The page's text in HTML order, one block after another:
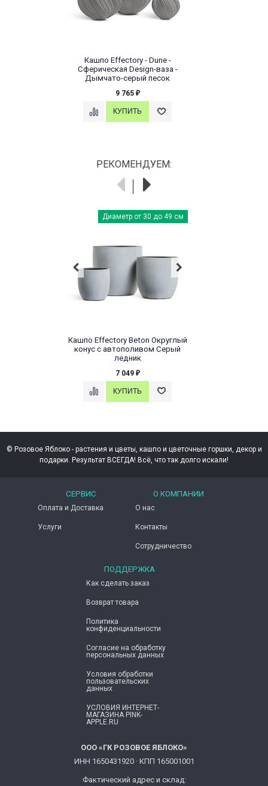
Кашпо Effectory - Dune -
Сферическая Design-ваза -
Дымчато-серый песок
РЕКОМЕНДУЕМ:
Диаметр от 30 до 49 см
Кашпо Effectory Beton Округлый
конус с автополивом Серый
ледник
7 049₽
© Розовое Яблоко - растения и цветы, кашпо и цветочные горшки, декор и
подарки. Результат ВСЕГДА! Всё, что так долго искали!
СЕРВИС
Оплата и Доставка
Услуги
О КОМПАНИИ
О нас
Контакты
Сотрудничество
ПОДДЕРЖКА
Как сделать заказ
Возврат товара
Политика
конфиденциальности
Согласие ​на обработку
персональных данных
Условия обработки
пользовательских
данных
УСЛОВИЯ ИНТЕРНЕТ-
МАГАЗИНА PINK-
APPLE.RU
ООО «ГК РОЗОВОЕ ЯБЛОКО»
ИНН 1650431920 · КПП 165001001
Фактический адрес и склад: